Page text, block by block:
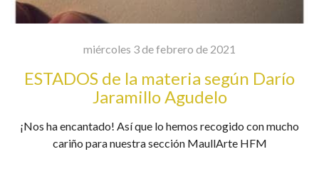
miércoles 3 de febrero de 2021
ESTADOS de la materia según Darío
Jaramillo Agudelo
¡Nos ha encantado! Así que lo hemos recogido con mucho
cariño para nuestra sección MaullArte HFM